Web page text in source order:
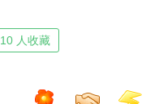
10 人收藏